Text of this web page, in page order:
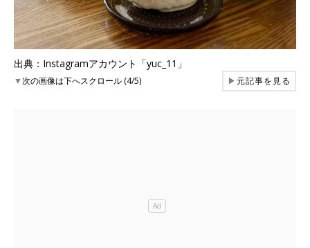
出典：Instagramアカウント「yuc_11」
▼次の画像は下へスクロール (4/5) ▶元記事を見る